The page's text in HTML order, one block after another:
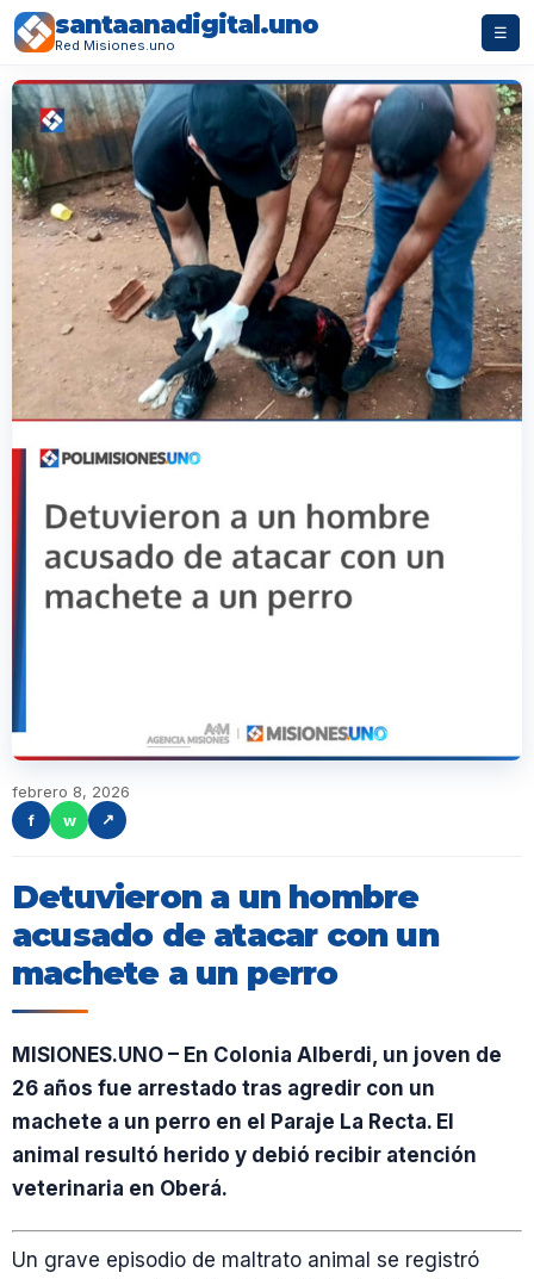
santaanadigital.uno
Red Misiones.uno
☰
febrero 8, 2026
f
w ↗
Detuvieron a un hombre
acusado de atacar con un
machete a un perro
MISIONES.UNO – En Colonia Alberdi, un joven de
26 años fue arrestado tras agredir con un
machete a un perro en el Paraje La Recta. El
animal resultó herido y debió recibir atención
veterinaria en Oberá.
Un grave episodio de maltrato animal se registró